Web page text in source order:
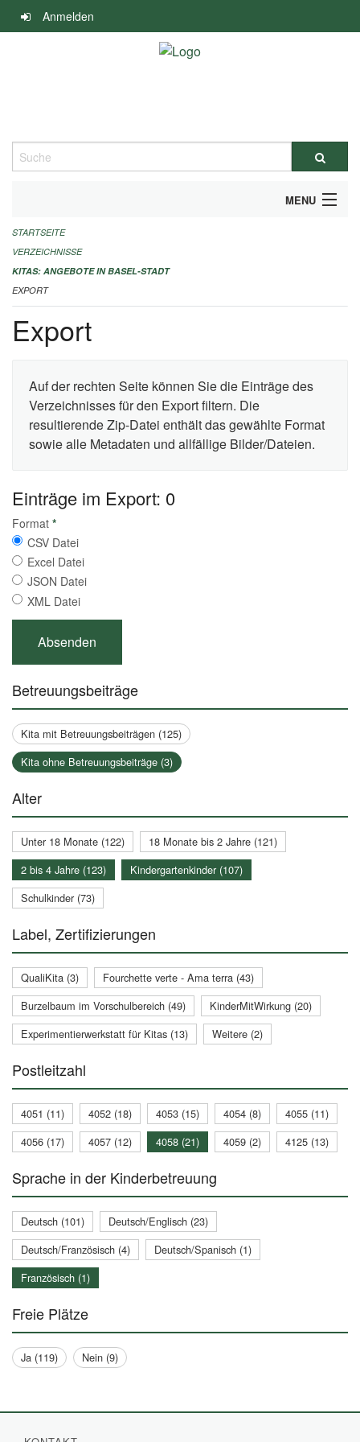
Navigation
überspringen
Anmelden
Suche
MENU
ALLGEMEINE INFORMATIONEN
IMPRESSUM
STARTSEITE
VERZEICHNISSE
KITAS: ANGEBOTE IN BASEL-STADT
EXPORT
Export
Auf der rechten Seite können Sie die Einträge des
Verzeichnisses für den Export filtern. Die
resultierende Zip-Datei enthält das gewählte Format
sowie alle Metadaten und allfällige Bilder/Dateien.
Einträge im Export: 0
Format *
CSV Datei
Excel Datei
JSON Datei
XML Datei
Betreuungsbeiträge
Kita mit Betreuungsbeiträgen (125)
Kita ohne Betreuungsbeiträge (3)
Alter
Unter 18 Monate (122)
18 Monate bis 2 Jahre (121)
2 bis 4 Jahre (123)
Kindergartenkinder (107)
Schulkinder (73)
Label, Zertifizierungen
QualiKita (3)
Fourchette verte - Ama terra (43)
Burzelbaum im Vorschulbereich (49)
KinderMitWirkung (20)
Experimentierwerkstatt für Kitas (13)
Weitere (2)
Postleitzahl
4051 (11) 4052 (18) 4053 (15) 4054 (8)
4055 (11)
4056 (17)
4057 (12) 4058 (21) 4059 (2) 4125 (13)
Sprache in der Kinderbetreuung
Deutsch (101)
Deutsch/Englisch (23)
Deutsch/Französisch (4)
Deutsch/Spanisch (1)
Französisch (1)
Freie Plätze
Ja (119) Nein (9)